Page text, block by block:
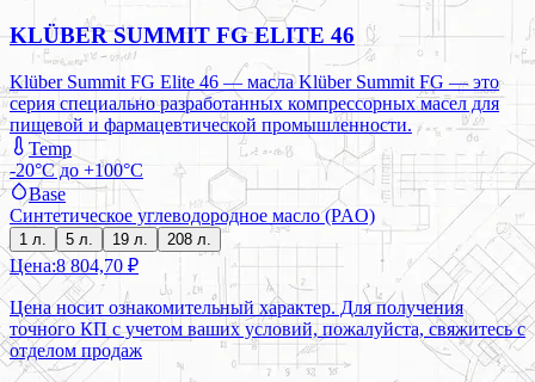
KLÜBER SUMMIT FG ELITE 46
Klüber Summit FG Elite 46 — масла Klüber Summit FG — это
серия специально разработанных компрессорных масел для
пищевой и фармацевтической промышленности.
Temp
-20°C до +100°C
Base
Синтетическое углеводородное масло (PAO)
1 л. 5 л. 19 л. 208 л.
Цена:8 804,70 ₽
Цена носит ознакомительный характер. Для получения
точного КП с учетом ваших условий, пожалуйста, свяжитесь с
отделом продаж